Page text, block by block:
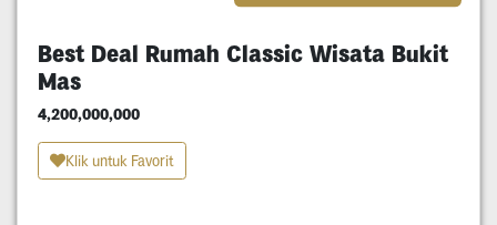
Best Deal Rumah Classic Wisata Bukit
Mas
4,200,000,000
Klik untuk Favorit